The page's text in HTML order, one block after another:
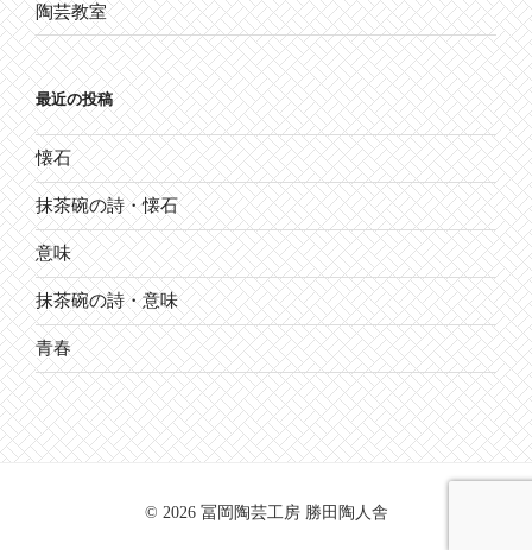
陶芸教室
最近の投稿
懐石
抹茶碗の詩・懐石
意味
抹茶碗の詩・意味
青春
© 2026 冨岡陶芸工房 勝田陶人舎